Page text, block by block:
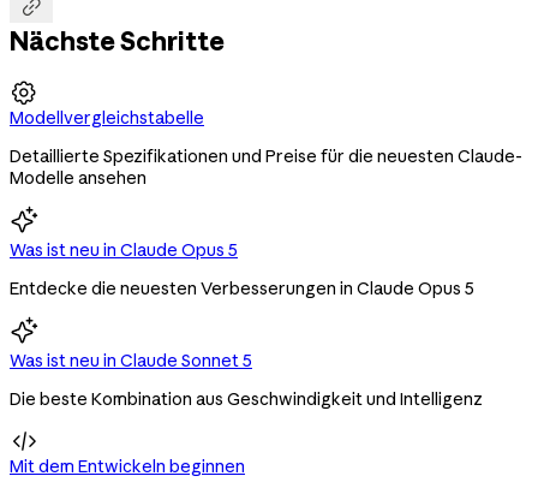

Nächste Schritte

Modellvergleichstabelle
Detaillierte Spezifikationen und Preise für die neuesten Claude-
Modelle ansehen
Was ist neu in Claude Opus 5
Entdecke die neuesten Verbesserungen in Claude Opus 5
Was ist neu in Claude Sonnet 5
Die beste Kombination aus Geschwindigkeit und Intelligenz

Mit dem Entwickeln beginnen